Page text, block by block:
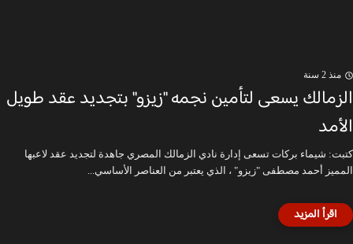
منذ 2 سنة
الزمالك يسعى لتأمين نجمه "زيزو" بتجديد عقد طويل
الأمد
كتبت: شيماء بركات تسعى إدارة نادي الزمالك المصري جاهدة لتجديد عقد لاعبها
المميز أحمد مصطفى "زيزو" ، الذي يعتبر من العناصر الأساسي...